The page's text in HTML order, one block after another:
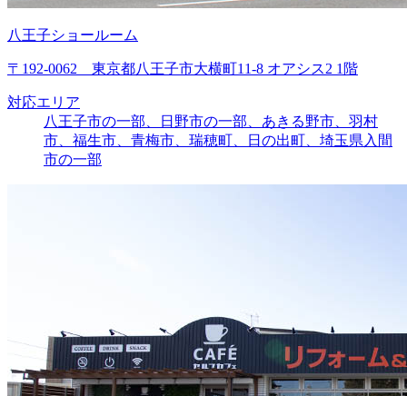
八王子ショールーム
〒192-0062 東京都八王子市大横町11-8 オアシス2 1階
対応エリア
八王子市の一部、日野市の一部、あきる野市、羽村
市、福生市、青梅市、瑞穂町、日の出町、埼玉県入間
市の一部